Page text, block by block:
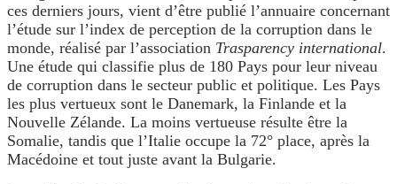
ces derniers jours, vient d’être publié l’annuaire concernant
l’étude sur l’index de perception de la corruption dans le
monde, réalisé par l’association Trasparency international.
Une étude qui classifie plus de 180 Pays pour leur niveau
de corruption dans le secteur public et politique. Les Pays
les plus vertueux sont le Danemark, la Finlande et la
Nouvelle Zélande. La moins vertueuse résulte être la
Somalie, tandis que l’Italie occupe la 72° place, après la
Macédoine et tout juste avant la Bulgarie.